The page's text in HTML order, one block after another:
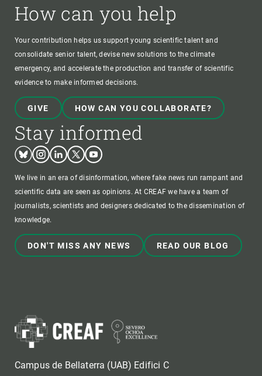
How can you help
Your contribution helps us support young scientific talent and
consolidate senior talent, devise new solutions to the climate
emergency, and accelerate the production and transfer of scientific
evidence to make informed decisions.
GIVE HOW CAN YOU COLLABORATE?
Stay informed
BlueskyInstagram
LinkedinTwitterYoutube
We live in an era of disinformation, where fake news run rampant and
scientific data are seen as opinions. At CREAF we have a team of
journalists, scientists and designers dedicated to the dissemination of
knowledge.
DON'T MISS ANY NEWS READ OUR BLOG
Campus de Bellaterra (UAB) Edifici C